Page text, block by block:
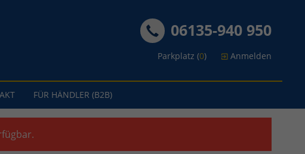
06135-940 950
Parkplatz (0) Anmelden
FÜR HÄNDLER (B2B)